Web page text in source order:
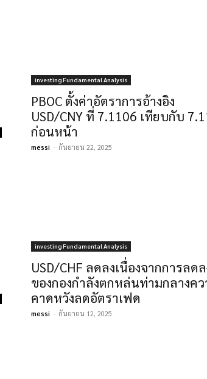
investing Fundamental Analysis
PBOC ตั้งค่าอัตราการอ้างอิง
USD/CNY ที่ 7.1106 เทียบกับ
ก่อนหน้า
messi - กันยายน 22, 2025
investing Fundamental Analysis
USD/CHF ลดลงเนื่องจากการลด
ของกองกำลังตกหล่นท่ามกลางค
คาดหวังลดอัตราเฟด
messi - กันยายน 12, 2025